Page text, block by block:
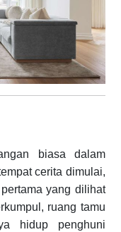
biasa dalam
cerita dimulai,
yang dilihat
ruang tamu
hidup penghuni